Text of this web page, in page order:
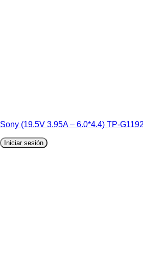
Sony (19.5V 3.95A – 6.0*4.4) TP-
Iniciar sesión